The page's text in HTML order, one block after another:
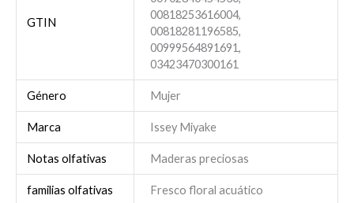
GTIN
00818253616004,
00818281196585,
00999564891691,
03423470300161
Género Mujer
Marca Issey Miyake
Notas olfativas Maderas preciosas
familias olfativas Fresco floral acuático